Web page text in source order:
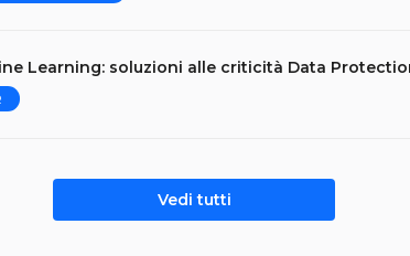
Learning: soluzioni alle criticità Data
Vedi tutti